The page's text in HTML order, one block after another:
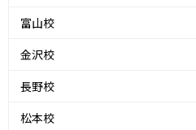
富山校
金沢校
長野校
松本校